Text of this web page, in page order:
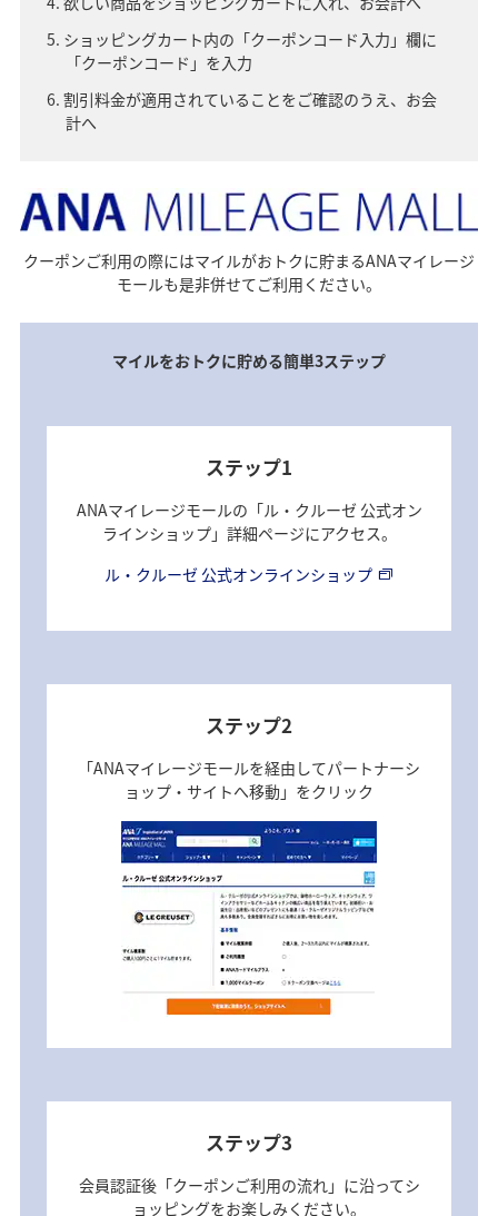
ショッピングカート内の「クーポンコード入力」欄に
「クーポンコード」を入力
割引料金が適用されていることをご確認のうえ、お会
計へ
クーポンご利用の際にはマイルがおトクに貯まるANAマイレージ
モールも是非併せてご利用ください。
マイルをおトクに貯める簡単3ステップ
ステップ1
ANAマイレージモールの「ル・クルーゼ 公式オン
ラインショップ」詳細ページにアクセス。
ル・クルーゼ 公式オンラインショップ
ステップ2
「ANAマイレージモールを経由してパートナーシ
ョップ・サイトへ移動」をクリック
ステップ3
会員認証後「クーポンご利用の流れ」に沿ってシ
ョッピングをお楽しみください。